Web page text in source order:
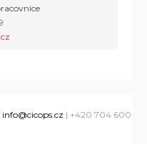
info@cicops.cz | +420 704 600